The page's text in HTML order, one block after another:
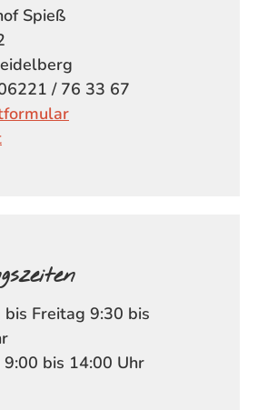
Spieß
/ 76 33 67
bis Freitag 9:30 bis
9:00 bis 14:00 Uhr